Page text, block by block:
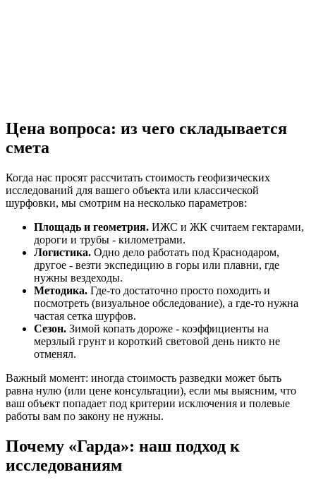
Цена вопроса: из чего складывается
смета
Когда нас просят рассчитать стоимость геофизических
исследований для вашего объекта или классической
шурфовки, мы смотрим на несколько параметров:
Площадь и геометрия. ИЖС и ЖК считаем гектарами,
дороги и трубы - километрами.
Логистика. Одно дело работать под Краснодаром,
другое - везти экспедицию в горы или плавни, где
нужны вездеходы.
Методика. Где-то достаточно просто походить и
посмотреть (визуальное обследование), а где-то нужна
частая сетка шурфов.
Сезон. Зимой копать дороже - коэффициенты на
мерзлый грунт и короткий световой день никто не
отменял.
Важный момент: иногда стоимость разведки может быть
равна нулю (или цене консультации), если мы выясним, что
ваш объект попадает под критерии исключения и полевые
работы вам по закону не нужны.
Почему «Гарда»: наш подход к
исследованиям